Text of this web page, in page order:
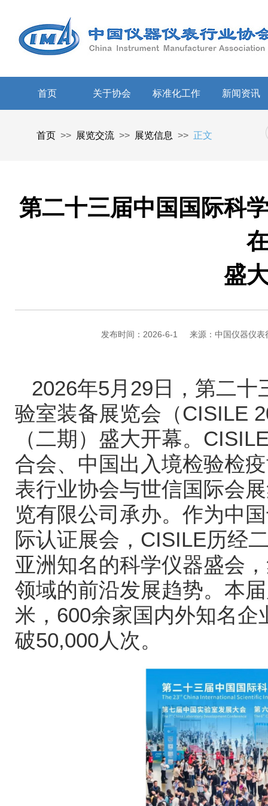
首页 关于协会 标准化工作 新闻资讯
首页 >> 展览交流 >> 展览信息 >> 正文
第二十三届中国国际科
盛
发布时间：2026-6-1 来源：中国仪器仪表
2026年5月 29日，第二十
验室装备展览会（CISILE
（二期）盛大开幕。
合会、中国出入境检验检
表行业协会与世信国际会
览有限公司承办。作为中
际认证展会， CISILE历经
亚洲知名的科学仪器盛会
领域的前沿发展趋势。本
米， 600余家国内外知名企
破50,000 人次。